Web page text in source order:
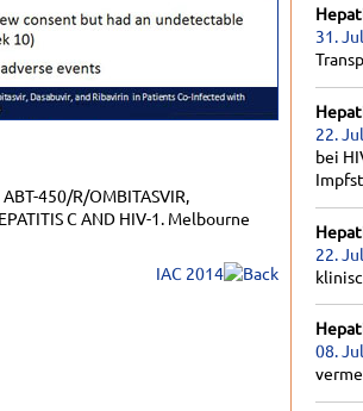
450/R/OMBITASVIR,
C AND HIV-1. Melbourne
IAC 2014
31.
22.
bei
22.
08.